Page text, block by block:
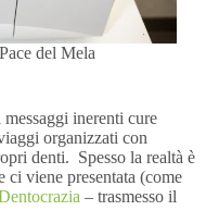
del Mela
inerenti cure
organizzati con
denti. Spesso la realtà è
ci viene presentata (come
– trasmesso il